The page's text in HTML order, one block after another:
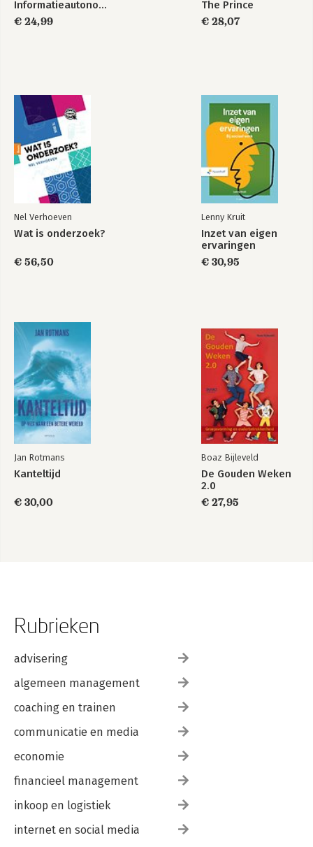
Het laatste woord is aan Judith Butler: How to
commit to Trouble? 72
Bibliografie 81
Noten 85
Informatieautonomie
€ 24,99
The Prince
€ 28,07
Nel Verhoeven
Wat is onderzoek?
€ 56,50
Lenny Kruit
Inzet van eigen
ervaringen
€ 30,95
Jan Rotmans
Kanteltijd
€ 30,00
Boaz Bijleveld
De Gouden Weken
2.0
€ 27,95
Rubrieken
advisering
algemeen management
coaching en trainen
communicatie en media
economie
financieel management
inkoop en logistiek
internet en social media